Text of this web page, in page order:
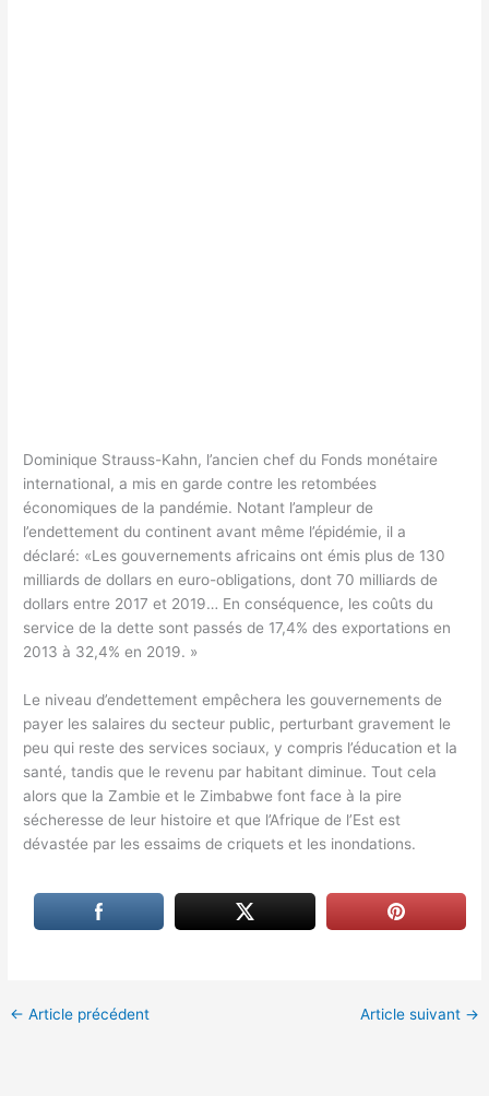
Dominique Strauss-Kahn, l’ancien chef du Fonds monétaire
international, a mis en garde contre les retombées
économiques de la pandémie. Notant l’ampleur de
l’endettement du continent avant même l’épidémie, il a
déclaré: «Les gouvernements africains ont émis plus de 130
milliards de dollars en euro-obligations, dont 70 milliards de
dollars entre 2017 et 2019… En conséquence, les coûts du
service de la dette sont passés de 17,4% des exportations en
2013 à 32,4% en 2019. »
Le niveau d’endettement empêchera les gouvernements de
payer les salaires du secteur public, perturbant gravement le
peu qui reste des services sociaux, y compris l’éducation et la
santé, tandis que le revenu par habitant diminue. Tout cela
alors que la Zambie et le Zimbabwe font face à la pire
sécheresse de leur histoire et que l’Afrique de l’Est est
dévastée par les essaims de criquets et les inondations.
← Article précédent Article suivant →